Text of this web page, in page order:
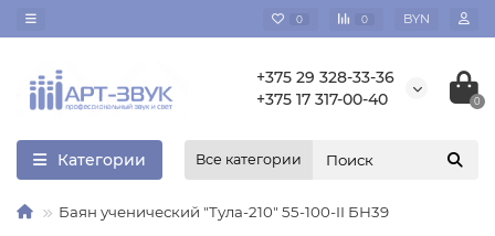
0 0 BYN
+375 29 328-33-36
+375 17 317-00-40
0
Категории Все категории
Баян ученический "Тула-210" 55-100-II БН39